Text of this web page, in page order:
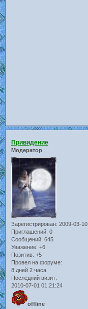
Привидение
Модератор
Зарегистрирован: 2009-03-10
Приглашений: 0
Сообщений: 645
Уважение: +6
Позитив: +5
Провел на форуме:
8 дней 2 часа
Последний визит:
2010-07-01 01:21:24
offline